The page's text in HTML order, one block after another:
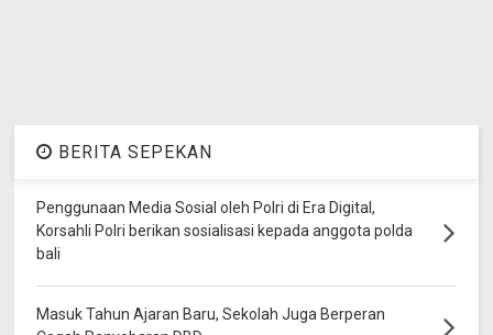
BERITA SEPEKAN
Penggunaan Media Sosial oleh Polri di Era Digital,
Korsahli Polri berikan sosialisasi kepada anggota polda
bali
Masuk Tahun Ajaran Baru, Sekolah Juga Berperan